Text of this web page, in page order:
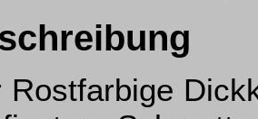
Rostfarbige